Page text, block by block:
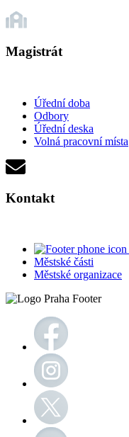
Magistrát
Úřední doba
Odbory
Úřední deska
Volná pracovní místa
Kontakt
Městské části
Městské organizace